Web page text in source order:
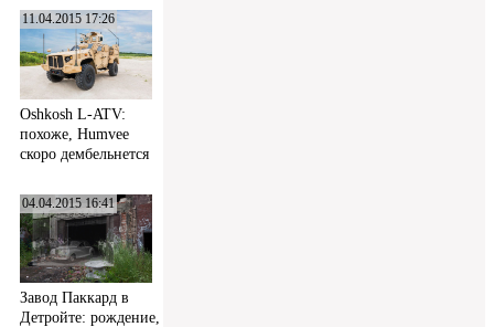
11.04.2015 17:26
Oshkosh L-ATV:
похоже, Humvee
скоро дембельнется
04.04.2015 16:41
Завод Паккард в
Детройте: рождение,